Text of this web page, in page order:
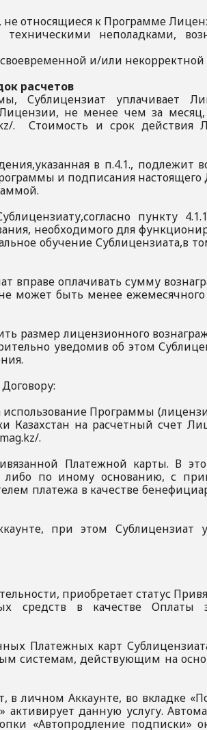
не относящиеся к Программе
неполадками,
и/или некорректной
расчетов
Сублицензиат уплачивает
не менее чем за месяц,
. Стоимость и срок действия
в п.4.1., подлежит
и подписания настоящего
пункту
необходимого для
обучение Сублицензиата,в
вправе оплачивать сумму
может быть менее ежемесячного
размер лицензионного
уведомив об этом
использование Программы
Казахстан на расчетный счет
.
Платежной карты. В
либо по иному основанию, с
платежа в качестве
при этом Сублицензиат
приобретает статус
средств в качестве Оплаты
Платежных карт
системам, действующим на
в личном Аккаунте, во вкладке
данную услугу.
«Автопродление подписки»